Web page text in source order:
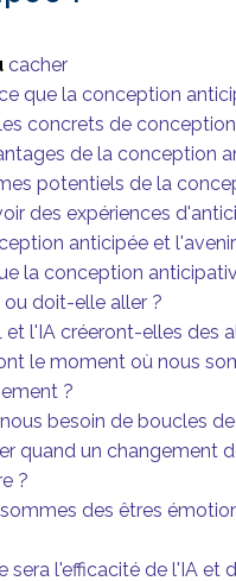
cacher
que la conception
concrets de
de la conception
potentiels de la
des expériences
anticipée et
la conception
doit-elle aller ?
et l'IA créeront-elles des
le moment où nous
?
besoin de boucles
quand un changement
?
des êtres
sera l'efficacité de l'IA et